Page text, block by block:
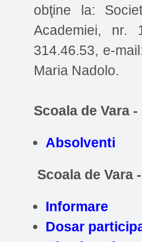
obţine la:
Academiei, nr.
314.46.53, e-
Maria Nadolo.
Scoala de Vara -
Absolventi
Scoala de Vara
Informare
Dosar